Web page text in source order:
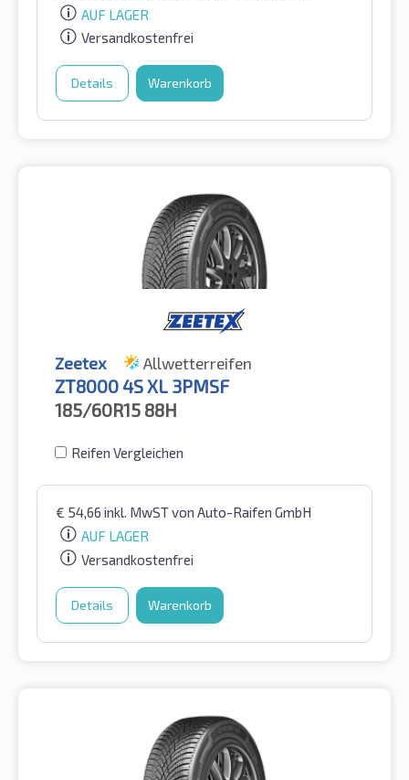
AUF LAGER
Versandkostenfrei
Details Warenkorb
Zeetex Allwetterreifen
ZT8000 4S XL 3PMSF
185/60R15 88H
Reifen Vergleichen
€ 54,66 inkl. MwSTvon Auto-Raifen GmbH
AUF LAGER
Versandkostenfrei
Details Warenkorb